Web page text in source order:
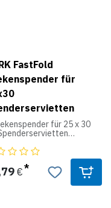
FastFold
für
für 25 x 30
€